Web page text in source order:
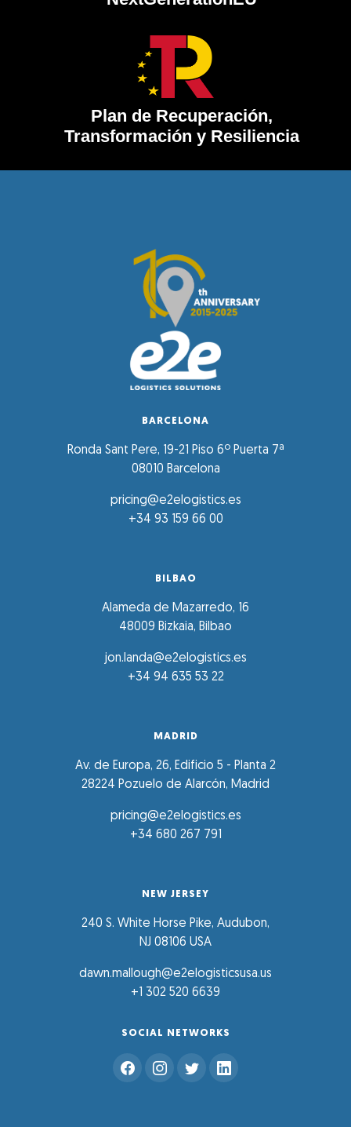
Plan de Recuperación,
Transformación y Resiliencia
BARCELONA
Ronda Sant Pere, 19-21 Piso 6º Puerta 7ª
08010 Barcelona
pricing@e2elogistics.es
+34 93 159 66 00
BILBAO
Alameda de Mazarredo, 16
48009 Bizkaia, Bilbao
jon.landa@e2elogistics.es
+34 94 635 53 22
MADRID
Av. de Europa, 26, Edificio 5 - Planta 2
28224 Pozuelo de Alarcón, Madrid
pricing@e2elogistics.es
+34 680 267 791
NEW JERSEY
240 S. White Horse Pike, Audubon,
NJ 08106 USA
dawn.mallough@e2elogisticsusa.us
+1 302 520 6639
SOCIAL NETWORKS